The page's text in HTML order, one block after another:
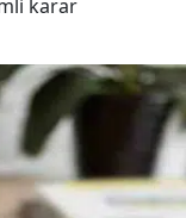
karar